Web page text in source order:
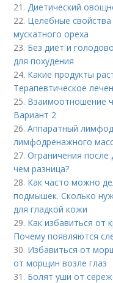
21. Диетический
22. Целебные свойства
мускатного ореха
23. Без диет и
для похудения
24. Какие продукты
Терапевтическое
25. Взаимоотношение
Вариант 2
26.Аппаратный
лимфодренажного
27.Ограничения после
чем разница?
28. Как часто можно
подмышек. Сколько
для гладкой кожи
29. Как избавиться от
Почему появляются
30. Избавиться от
от морщин возле глаз
31. Болят уши от